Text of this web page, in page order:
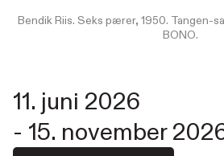
Bendik Riis. Seks pærer, 1950. Tangen-
BONO.
11. juni 2026
- 15. november